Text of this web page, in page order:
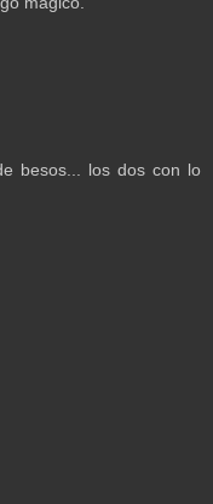
besos... los dos con lo